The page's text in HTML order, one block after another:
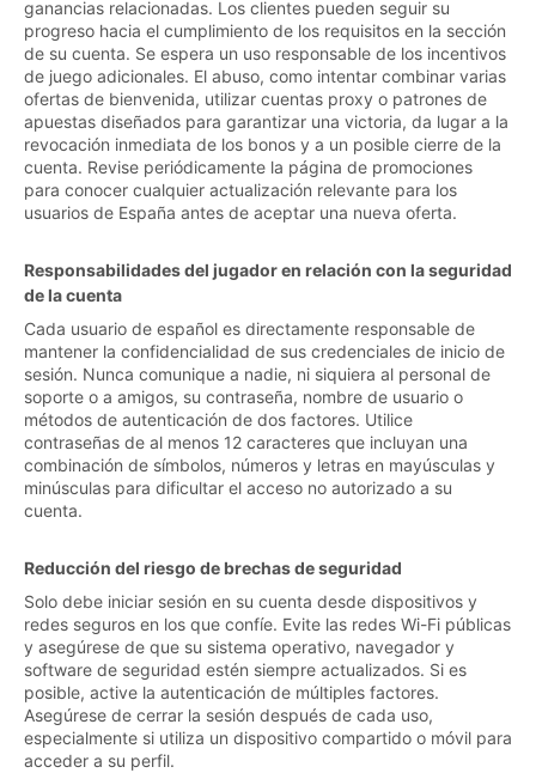
ganancias relacionadas. Los clientes pueden seguir su
progreso hacia el cumplimiento de los requisitos en la sección
de su cuenta. Se espera un uso responsable de los incentivos
de juego adicionales. El abuso, como intentar combinar varias
ofertas de bienvenida, utilizar cuentas proxy o patrones de
apuestas diseñados para garantizar una victoria, da lugar a la
revocación inmediata de los bonos y a un posible cierre de la
cuenta. Revise periódicamente la página de promociones
para conocer cualquier actualización relevante para los
usuarios de España antes de aceptar una nueva oferta.
Responsabilidades del jugador en relación con la seguridad
de la cuenta
Cada usuario de español es directamente responsable de
mantener la confidencialidad de sus credenciales de inicio de
sesión. Nunca comunique a nadie, ni siquiera al personal de
soporte o a amigos, su contraseña, nombre de usuario o
métodos de autenticación de dos factores. Utilice
contraseñas de al menos 12 caracteres que incluyan una
combinación de símbolos, números y letras en mayúsculas y
minúsculas para dificultar el acceso no autorizado a su
cuenta.
Reducción del riesgo de brechas de seguridad
Solo debe iniciar sesión en su cuenta desde dispositivos y
redes seguros en los que confíe. Evite las redes Wi-Fi públicas
y asegúrese de que su sistema operativo, navegador y
software de seguridad estén siempre actualizados. Si es
posible, active la autenticación de múltiples factores.
Asegúrese de cerrar la sesión después de cada uso,
especialmente si utiliza un dispositivo compartido o móvil para
acceder a su perfil.